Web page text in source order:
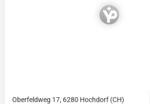
Oberfeldweg 17, 6280 Hochdorf (CH)